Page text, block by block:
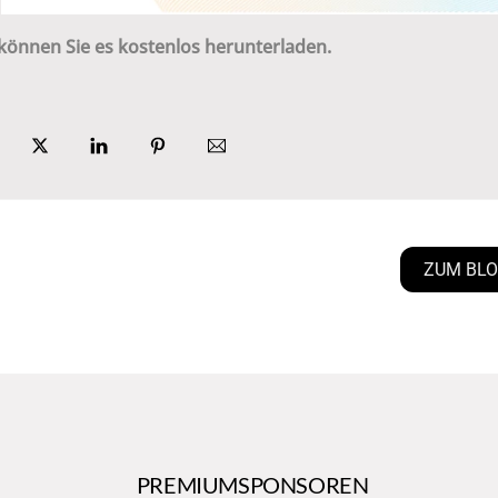
Sie es kostenlos herunterladen.
ZUM
PREMIUMSPONSOREN